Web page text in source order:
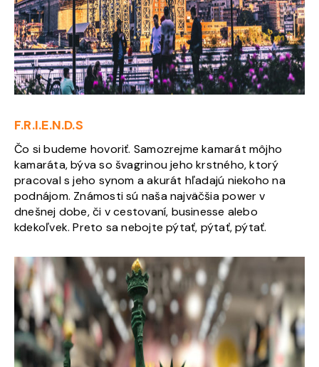
F.R.I.E.N.D.S
Čo si budeme hovoriť. Samozrejme kamarát môjho
kamaráta, býva so švagrinou jeho krstného, ktorý
pracoval s jeho synom a akurát hľadajú niekoho na
podnájom. Známosti sú naša najväčšia power v
dnešnej dobe, či v cestovaní, businesse alebo
kdekoľvek. Preto sa nebojte pýtať, pýtať, pýtať.